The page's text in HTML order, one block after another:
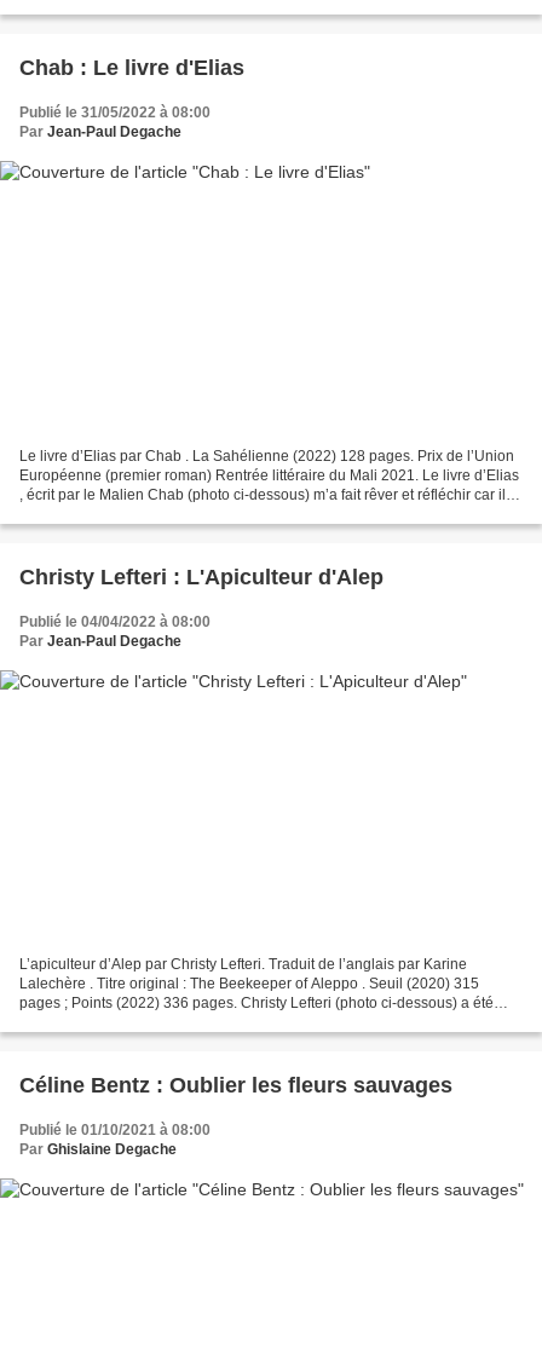
Chab : Le livre d'Elias
Publié le 31/05/2022 à 08:00
Par Jean-Paul Degache
Le livre d’Elias par Chab . La Sahélienne (2022) 128 pages. Prix de l’Union
Européenne (premier roman) Rentrée littéraire du Mali 2021. Le livre d’Elias
, écrit par le Malien Chab (photo ci-dessous) m’a fait rêver et réfléchir car il
Christy Lefteri : L'Apiculteur d'Alep
Publié le 04/04/2022 à 08:00
Par Jean-Paul Degache
L’apiculteur d’Alep par Christy Lefteri. Traduit de l’anglais par Karine
Lalechère . Titre original : The Beekeeper of Aleppo . Seuil (2020) 315
pages ; Points (2022) 336 pages. Christy Lefteri (photo ci-dessous) a été
Céline Bentz : Oublier les fleurs sauvages
Publié le 01/10/2021 à 08:00
Par Ghislaine Degache